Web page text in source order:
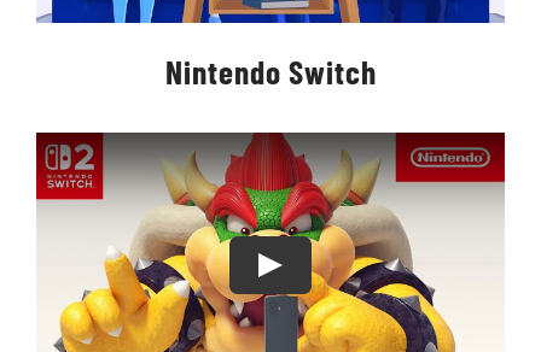
Nintendo Switch